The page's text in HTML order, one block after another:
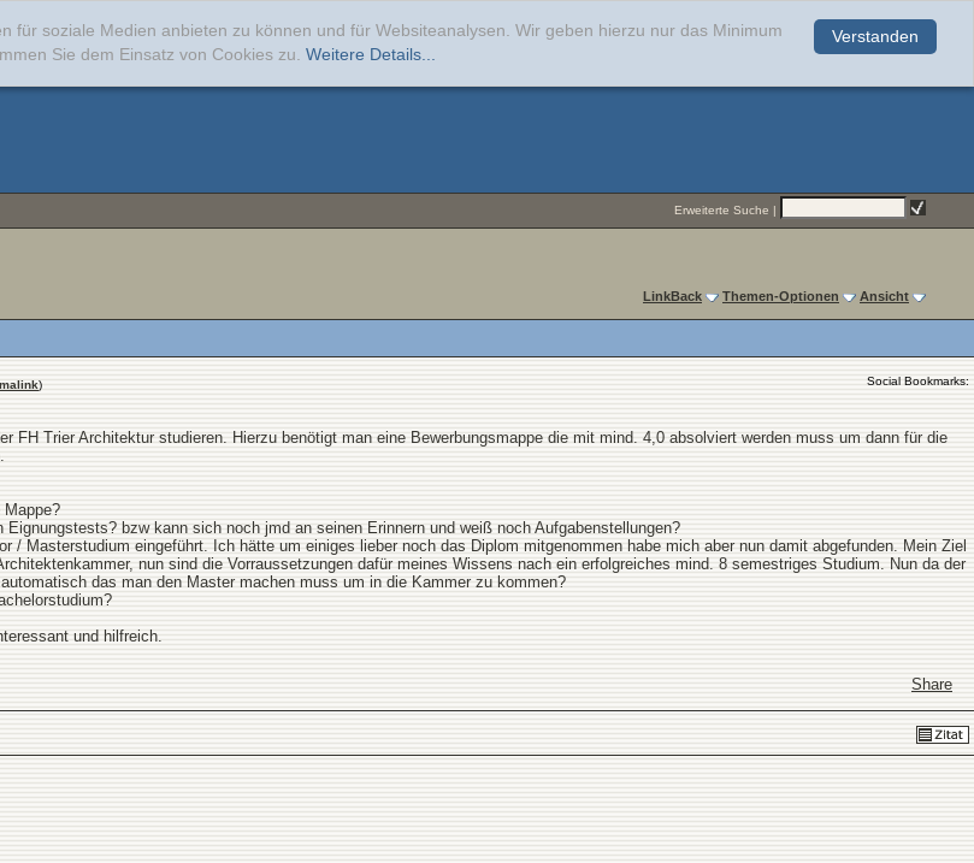
Verstanden
soziale Medien anbieten zu können und für Websiteanalysen. Wir geben hierzu nur das Minimum
Sie dem Einsatz von Cookies zu. Weitere Details...
Erweiterte Suche |
LinkBack Themen-Optionen Ansicht
) Social Bookmarks:
FH Trier Architektur studieren. Hierzu benötigt man eine Bewerbungsmappe die mit mind. 4,0 absolviert werden muss um dann für die
bzw kann sich noch jmd an seinen Erinnern und weiß noch Aufgabenstellungen?
/ Masterstudium eingeführt. Ich hätte um einiges lieber noch das Diplom mitgenommen habe mich aber nun damit abgefunden. Mein Ziel
nun sind die Vorraussetzungen dafür meines Wissens nach ein erfolgreiches mind. 8 semestriges Studium. Nun da der
das man den Master machen muss um in die Kammer zu kommen?
und hilfreich.
Share